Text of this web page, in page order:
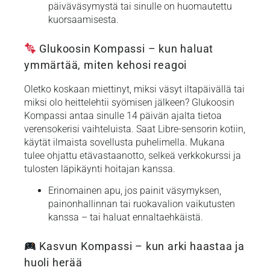
päiväväsymystä tai sinulle on huomautettu
kuorsaamisesta.
Glukoosin Kompassi – kun haluat
ymmärtää, miten kehosi reagoi
Oletko koskaan miettinyt, miksi väsyt iltapäivällä tai
miksi olo heittelehtii syömisen jälkeen? Glukoosin
Kompassi antaa sinulle 14 päivän ajalta tietoa
verensokerisi vaihteluista. Saat Libre-sensorin kotiin,
käytät ilmaista sovellusta puhelimella. Mukana
tulee ohjattu etävastaanotto, selkeä verkkokurssi ja
tulosten läpikäynti hoitajan kanssa.
Erinomainen apu, jos painit väsymyksen,
painonhallinnan tai ruokavalion vaikutusten
kanssa – tai haluat ennaltaehkäistä.
Kasvun Kompassi – kun arki haastaa ja
huoli herää